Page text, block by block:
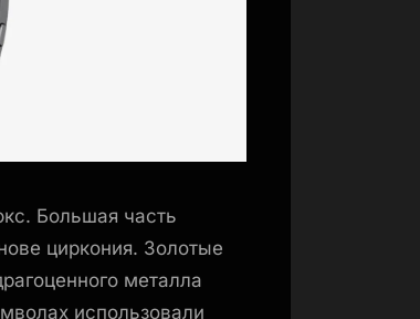
Большая часть
циркония. Золотые
металла
использовали